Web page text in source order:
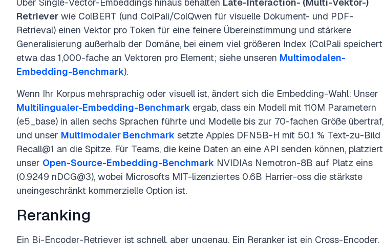
Retriever wie ColBERT (und ColPali/ColQwen für visuelle Dokument- und PDF-
Retrieval) einen Vektor pro Token für eine feinere Übereinstimmung und stärkere
Generalisierung außerhalb der Domäne, bei einem viel größeren Index (ColPali speichert
etwa das 1,000-fache an Vektoren pro Element; siehe unseren Multimodalen-
Embedding-Benchmark).
Wenn Ihr Korpus mehrsprachig oder visuell ist, ändert sich die Embedding-Wahl: Unser
Multilingualer-Embedding-Benchmark ergab, dass ein Modell mit 110M Parametern
(e5_base) in allen sechs Sprachen führte und Modelle bis zur 70-fachen Größe übertraf,
und unser Multimodaler Benchmark setzte Apples DFN5B-H mit 50.1 % Text-zu-Bild
Recall@1 an die Spitze. Für Teams, die keine Daten an eine API senden können, platziert
unser Open-Source-Embedding-Benchmark NVIDIAs Nemotron-8B auf Platz eins
(0.9249 nDCG@3), wobei Microsofts MIT-lizenziertes 0.6B Harrier-oss die stärkste
uneingeschränkt kommerzielle Option ist.
Reranking
Ein Bi-Encoder-Retriever ist schnell, aber ungenau. Ein Reranker ist ein Cross-Encoder,